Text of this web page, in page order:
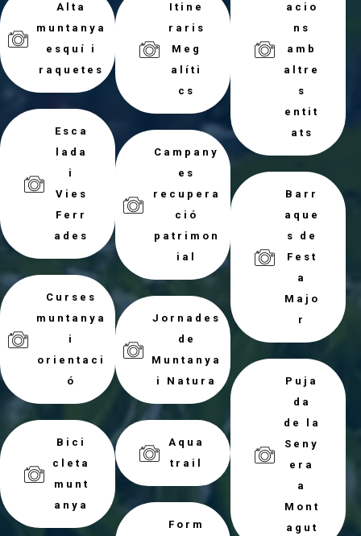
Alta
muntanya
esquí i
raquetes
Esca
lada
i
Vies
Ferr
ades
Curses
muntanya
i
orientaci
ó
Bici
cleta
munt
anya
Itine
raris
Meg
alíti
cs
Campany
es
recupera
ció
patrimon
ial
Jornades
de
Muntanya
i Natura
Aqua
trail
Form
acio
ns
amb
altre
s
entit
ats
Barr
aque
s de
Fest
a
Majo
r
Puja
da
de la
Seny
era
a
Mont
agut